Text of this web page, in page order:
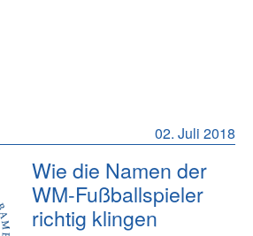
02. Juli 2018
Wie die Namen der
WM-Fußballspieler
richtig klingen